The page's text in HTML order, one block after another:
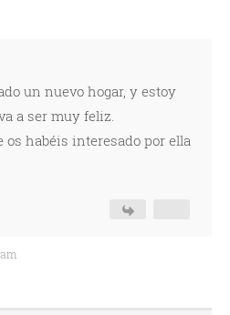
un nuevo hogar, y estoy
a ser muy feliz.
os habéis interesado por ella